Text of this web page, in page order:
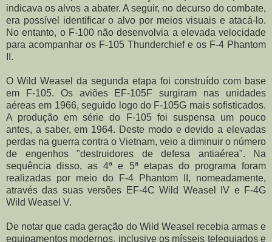
indicava os alvos a abater. A seguir, no decurso do combate,
era possível identificar o alvo por meios visuais e atacá-lo.
No entanto, o F-100 não desenvolvia a elevada velocidade
para acompanhar os F-105 Thunderchief e os F-4 Phantom
II.
O Wild Weasel da segunda etapa foi construído com base
em F-105. Os aviões EF-105F surgiram nas unidades
aéreas em 1966, seguido logo do F-105G mais sofisticados.
A produção em série do F-105 foi suspensa um pouco
antes, a saber, em 1964. Deste modo e devido a elevadas
perdas na guerra contra o Vietnam, veio a diminuir o número
de engenhos "destruidores de defesa antiaérea". Na
sequência disso, as 4ª e 5ª etapas do programa foram
realizadas por meio do F-4 Phantom II, nomeadamente,
através das suas versões EF-4C Wild Weasel IV e F-4G
Wild Weasel V.
De notar que cada geração do Wild Weasel recebia armas e
equipamentos modernos, inclusive os mísseis teleguiados e